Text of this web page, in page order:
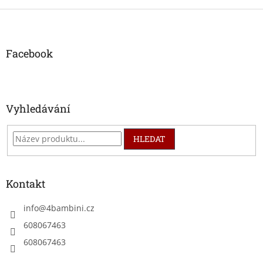
Z
Facebook
Vyhledávání
HLEDAT
Kontakt
info@4bambini.cz
608067463
608067463